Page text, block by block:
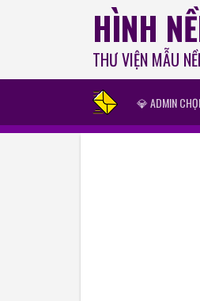
HÌNH
THƯ VIỆN MẪU
💎 ADMIN